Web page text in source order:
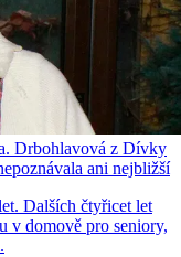
Drbohlavová z Dívky
ani nejbližší
Dalších čtyřicet let
v domově pro seniory,